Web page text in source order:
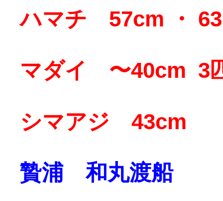
ハマチ 57cm ・
マダイ 〜40cm 3
シマアジ 43cm
贄浦 和丸渡船